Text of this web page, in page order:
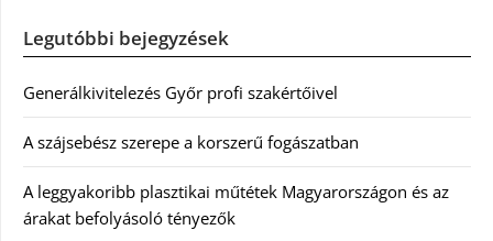
Legutóbbi bejegyzések
Generálkivitelezés Győr profi szakértőivel
A szájsebész szerepe a korszerű fogászatban
A leggyakoribb plasztikai műtétek Magyarországon és az
árakat befolyásoló tényezők